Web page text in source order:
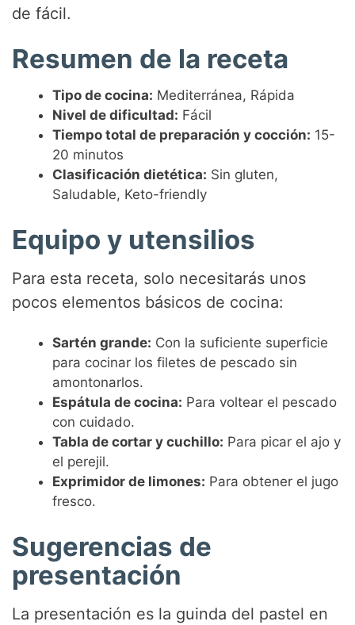
de fácil.
Resumen de la receta
Tipo de cocina: Mediterránea, Rápida
Nivel de dificultad: Fácil
Tiempo total de preparación y cocción: 15-
20 minutos
Clasificación dietética: Sin gluten,
Saludable, Keto-friendly
Equipo y utensilios
Para esta receta, solo necesitarás unos
pocos elementos básicos de cocina:
Sartén grande: Con la suficiente superficie
para cocinar los filetes de pescado sin
amontonarlos.
Espátula de cocina: Para voltear el pescado
con cuidado.
Tabla de cortar y cuchillo: Para picar el ajo y
el perejil.
Exprimidor de limones: Para obtener el jugo
fresco.
Sugerencias de
presentación
La presentación es la guinda del pastel en